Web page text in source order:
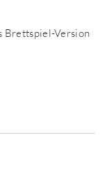
Brettspiel-Version